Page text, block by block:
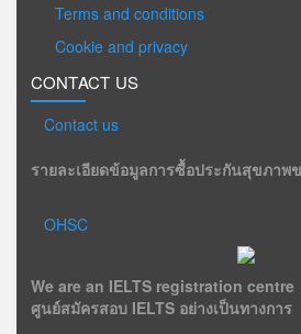
Terms and conditions
Cookie and privacy
CONTACT US
Contact us
รายละเอียดข้อมูลการซื้อประกันสุขภาพ
OHSC
We are an IELTS registration centre
ศูนย์สมัครสอบ IELTS อย่างเป็นทางการ